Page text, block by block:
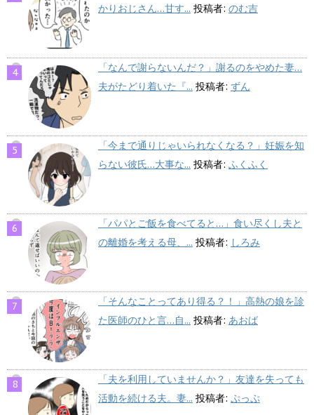
かりおじさん…甘す... 投稿者: のむ吉
「なんで謝らないんだ？」謝るのをやめた妻…
夫がたどり着いた『... 投稿者: ずん
「今まで通りじゃいられなくなる？」妊娠を知
らない彼氏…大事な... 投稿者: ふくふく
「パパとご飯を食べてると…」食い尽くし夫と
の離婚を考える母、... 投稿者: しろみ
「そんなことってあり得る？！」高熱の娘を診
た医師のひと言…自... 投稿者: あおば
「夫を利用していませんか？」友達を失っても
活動を続ける夫。妻... 投稿者: ぷっぷ